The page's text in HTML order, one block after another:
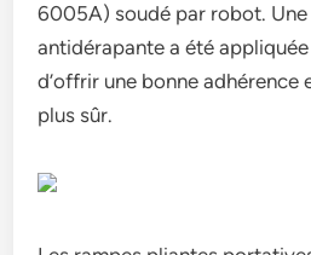
6005A) soudé par robot.
antidérapante a été
d’offrir une bonne adhérence
plus sûr.